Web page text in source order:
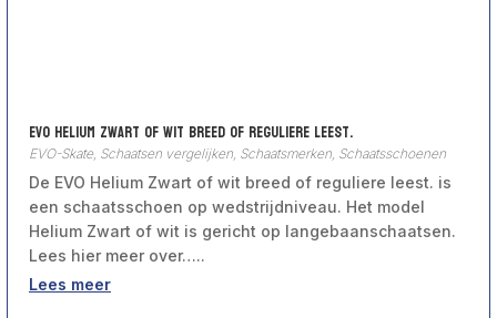
Evo Helium Zwart of wit breed of reguliere leest.
EVO-Skate, Schaatsen vergelijken Schaatsmerken Schaatsschoenen
De EVO Helium Zwart of wit breed of reguliere leest. is
een schaatsschoen op wedstrijdniveau. Het model
Helium Zwart of wit is gericht op langebaanschaatsen.
Lees hier meer over…..
Lees meer